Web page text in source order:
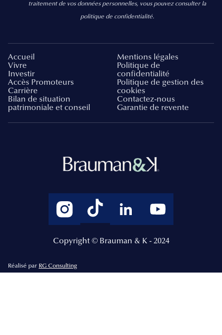
traitement de vos données personnelles, vous pouvez consulter la
politique de confidentialité.
Accueil
Vivre
Investir
Accès Promoteurs
Carrière
Bilan de situation
patrimoniale et conseil
Mentions légales
Politique de
confidentialité
Politique de gestion des
cookies
Contactez-nous
Garantie de revente
Copyright © Brauman & K - 2024
Réalisé par RG Consulting